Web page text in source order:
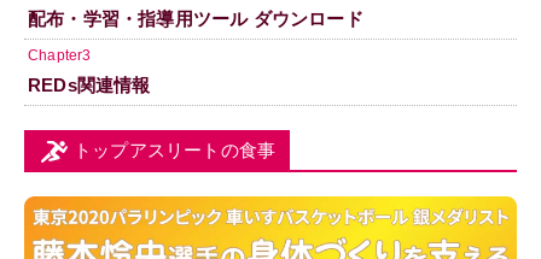
配布・学習・指導用ツール ダウンロード
Chapter3
REDs関連情報
トップアスリートの食事